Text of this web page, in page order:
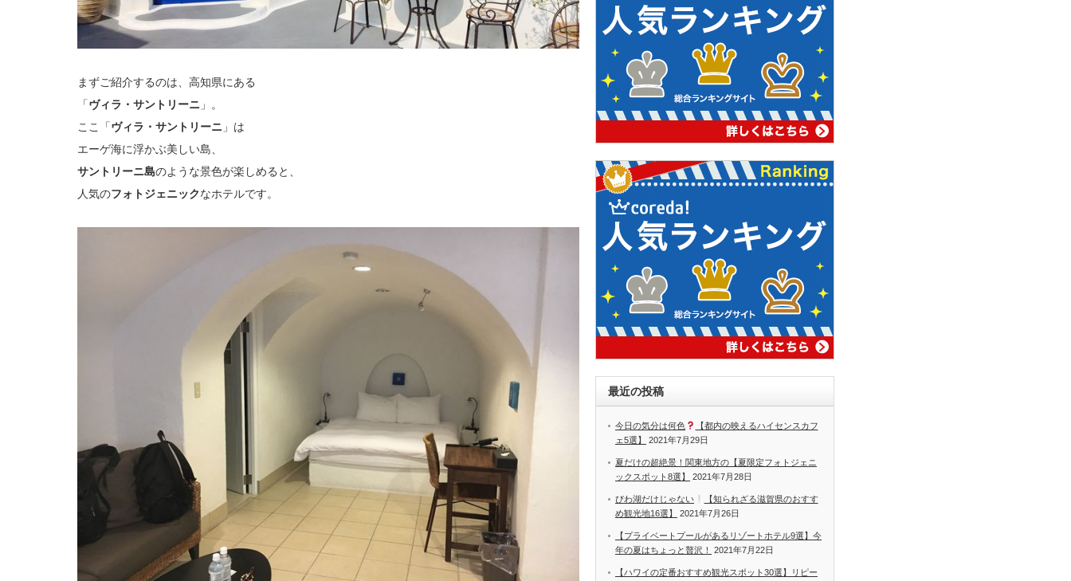
まずご紹介するのは、高知県にある
「ヴィラ・サントリーニ 」。
ここ「ヴィラ・サントリーニ 」は
エーゲ海に浮かぶ美しい島、
サントリーニ島のような景色が楽しめると、
人気のフォトジェニックなホテルです。
最近の投稿
今日の気分は何色
【都内の映えるハイセンスカフ
ェ5選】
2021年7月29日
夏だけの超絶景！関東地方の【夏限定フォトジェニ
ックスポット8選】
2021年7月28日
びわ湖だけじゃない
【知られざる滋賀県のおすす
め観光地16選】
2021年7月26日
【プライベートプールがあるリゾートホテル9選】今
年の夏はちょっと贅沢！
2021年7月22日
【ハワイの定番おすすめ観光スポット30選】リピー